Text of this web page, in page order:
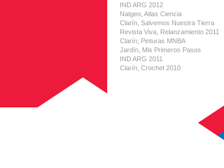
IND ARG 2012
Natgeo, Atlas Ciencia
Clarín, Salvemos Nuestra Tierra
Revista Viva, Relanzamiento 2011
Clarín, Pinturas MNBA
Jardín, Mis Primeros Pasos
IND ARG 2011
Clarín, Crochet 2010